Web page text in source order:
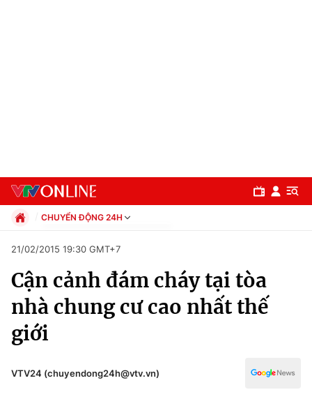
Chuyên mục
Chính trị
CHUYỂN ĐỘNG 24H
Xã hội
Pháp luật
Thể thao
Truyền hình
Đời sống
21/02/2015 19:30 GMT+7
Cận cảnh đám cháy tại tòa
nhà chung cư cao nhất thế
giới
VTV24 (chuyendong24h@vtv.vn)